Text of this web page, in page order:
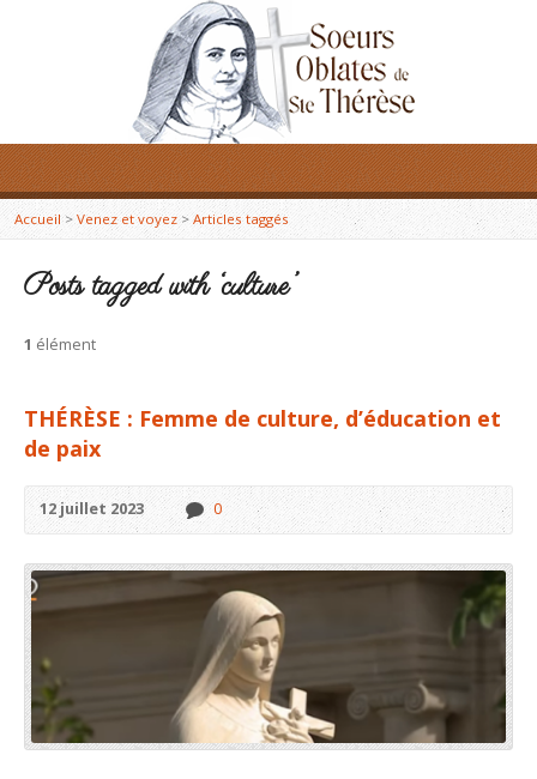
Accueil> Venez et voyez > Articles taggés
Posts tagged with ‘culture’
1 élément
THÉRÈSE : Femme de culture, d’éducation et
de paix
12 juillet 2023 0